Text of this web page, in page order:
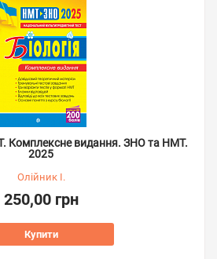
Комплексне видання. ЗНО та НМТ.
2025
Олійник І.
250,00 грн
Купити